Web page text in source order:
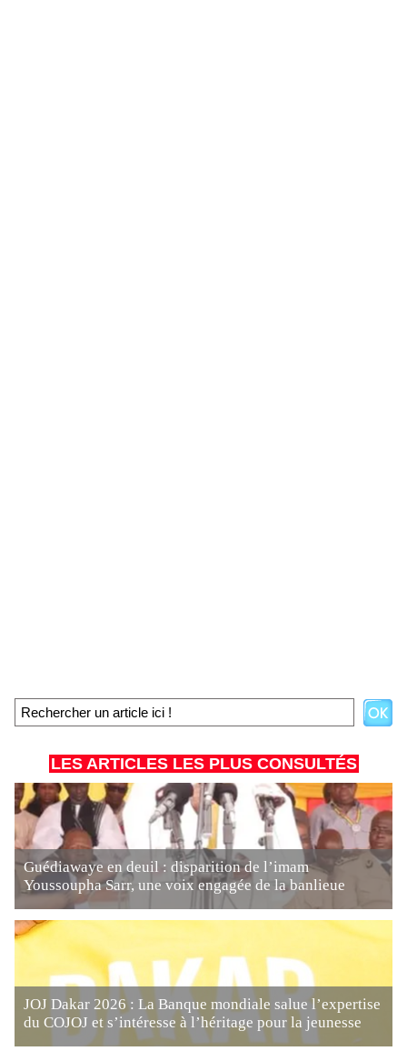
LES ARTICLES LES PLUS CONSULTÉS
Guédiawaye en deuil : disparition de l’imam
Youssoupha Sarr, une voix engagée de la banlieue
JOJ Dakar 2026 : La Banque mondiale salue l’expertise
du COJOJ et s’intéresse à l’héritage pour la jeunesse